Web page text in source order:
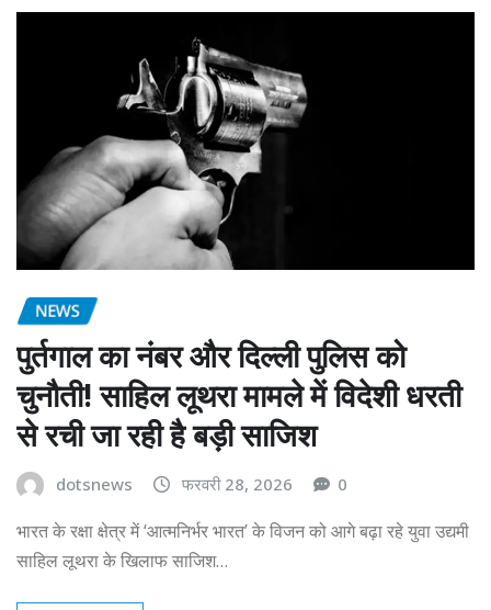
NEWS
पुर्तगाल का नंबर और दिल्ली पुलिस को
चुनौती! साहिल लूथरा मामले में विदेशी धरती
से रची जा रही है बड़ी साजिश
dotsnews फरवरी 28, 2026 0
भारत के रक्षा क्षेत्र में ‘आत्मनिर्भर भारत’ के विजन को आगे बढ़ा रहे युवा उद्यमी
साहिल लूथरा के खिलाफ साजिश…